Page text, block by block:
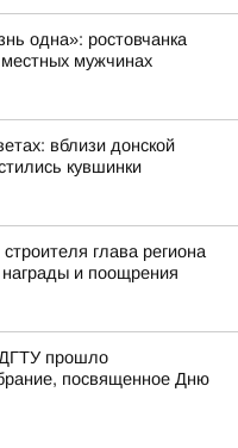
одна»: ростовчанка
мужчинах
вблизи донской
кувшинки
глава региона
и поощрения
прошло
посвященное Дню